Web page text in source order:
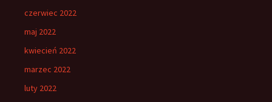
czerwiec 2022
maj 2022
kwiecień 2022
marzec 2022
luty 2022